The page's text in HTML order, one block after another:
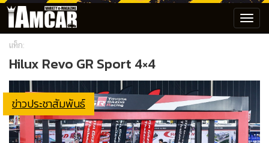
แท็ก:
Hilux Revo GR Sport 4×4
ข่าวประชาสัมพันธ์